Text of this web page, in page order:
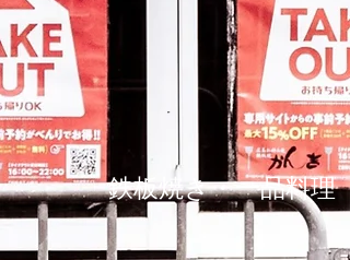
鉄板焼き・一品料理